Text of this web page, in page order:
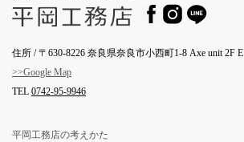
住所 / 〒630-8226 奈良県奈良市小西町1-8 Axe unit 2F E
>>Google Map
TEL 0742-95-9946
平岡工務店の考えかた